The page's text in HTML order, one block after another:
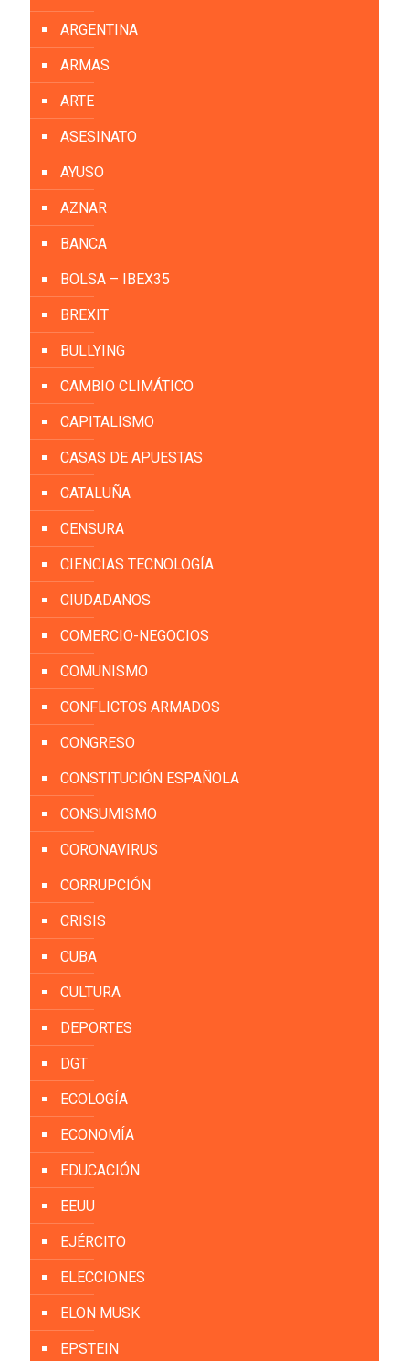
ARGENTINA
ARMAS
ARTE
ASESINATO
AYUSO
AZNAR
BANCA
BOLSA – IBEX35
BREXIT
BULLYING
CAMBIO CLIMÁTICO
CAPITALISMO
CASAS DE APUESTAS
CATALUÑA
CENSURA
CIENCIAS TECNOLOGÍA
CIUDADANOS
COMERCIO-NEGOCIOS
COMUNISMO
CONFLICTOS ARMADOS
CONGRESO
CONSTITUCIÓN ESPAÑOLA
CONSUMISMO
CORONAVIRUS
CORRUPCIÓN
CRISIS
CUBA
CULTURA
DEPORTES
DGT
ECOLOGÍA
ECONOMÍA
EDUCACIÓN
EEUU
EJÉRCITO
ELECCIONES
ELON MUSK
EPSTEIN